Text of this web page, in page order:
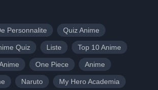
Personnalite Quiz Anime
Quiz Liste Top 10 Anime
One Piece Anime
Naruto My Hero Academia